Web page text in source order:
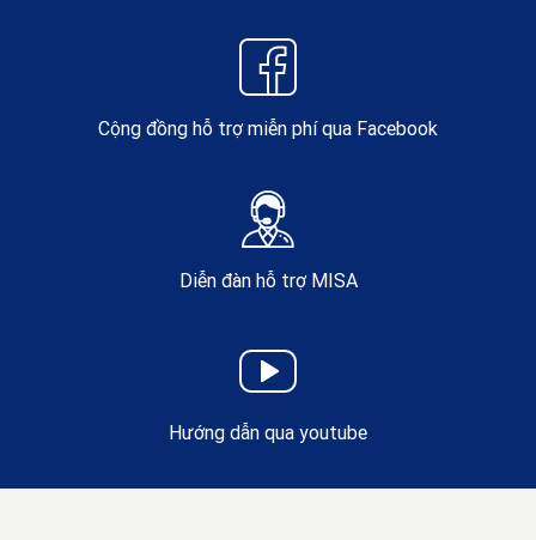
Cộng đồng hỗ trợ miễn phí qua Facebook
Diễn đàn hỗ trợ MISA
Hướng dẫn qua youtube